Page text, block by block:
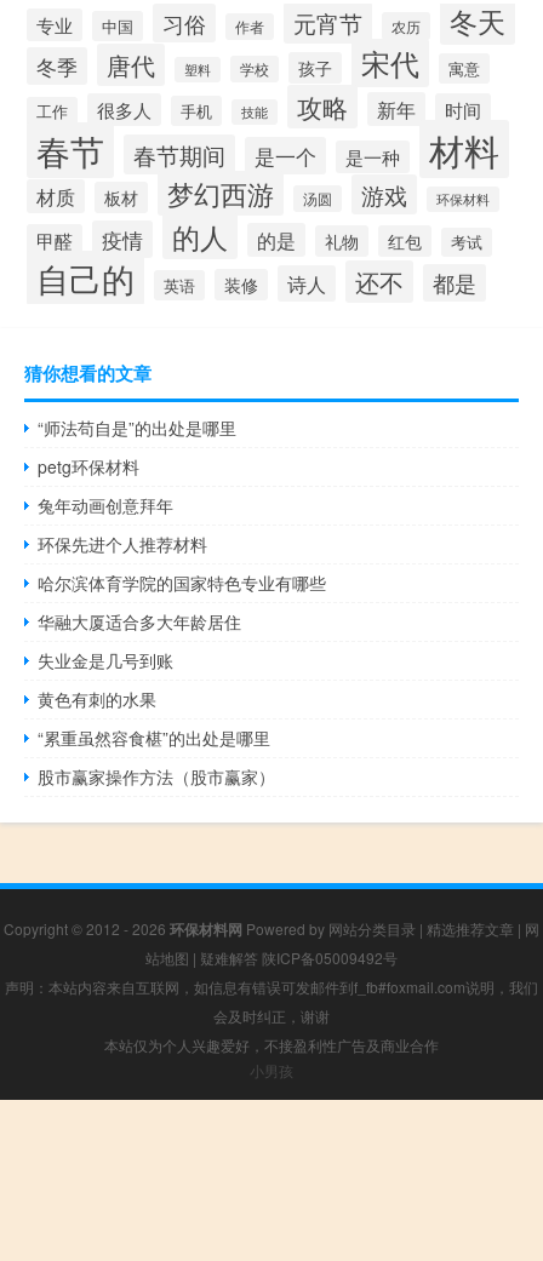
专业 中国 习俗 作者 元宵节 农历 冬天
冬季 唐代 塑料 学校 孩子 宋代 寓意
工作 很多人 手机 技能 攻略 新年 时间
春节 春节期间 是一个 是一种 材料
材质 板材 梦幻西游 汤圆 游戏 环保材料
甲醛 疫情 的人 的是 礼物 红包 考试
自己的 英语 装修 诗人 还不 都是
猜你想看的文章
“师法苟自是”的出处是哪里
petg环保材料
兔年动画创意拜年
环保先进个人推荐材料
哈尔滨体育学院的国家特色专业有哪些
华融大厦适合多大年龄居住
失业金是几号到账
黄色有刺的水果
“累重虽然容食椹”的出处是哪里
股市赢家操作方法（股市赢家）
Copyright © 2012 - 2026 环保材料网 Powered by 网站分类目录 | 精选推荐文章 | 网
站地图 | 疑难解答 陕ICP备05009492号
声明：本站内容来自互联网，如信息有错误可发邮件到f_fb#foxmail.com说明，我们
会及时纠正，谢谢
本站仅为个人兴趣爱好，不接盈利性广告及商业合作
小男孩